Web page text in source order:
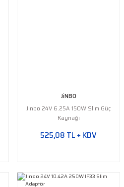
JiNBO
Jinbo 24V 6.25A 150W Slim Güç
Kaynağı
525,08 TL + KDV